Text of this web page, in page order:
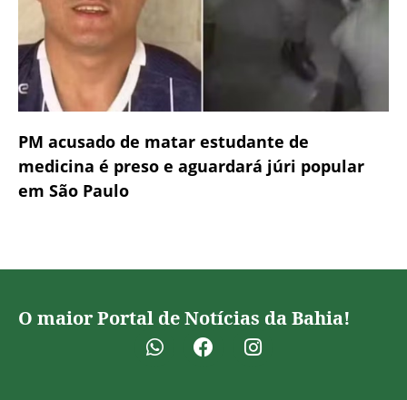
PM acusado de matar estudante de
medicina é preso e aguardará júri popular
em São Paulo
O maior Portal de Notícias da Bahia!